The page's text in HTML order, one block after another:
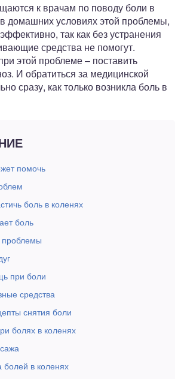
к врачам по поводу боли в
домашних условиях этой проблемы,
так как без устранения
средства не помогут.
этой проблеме – поставить
И обратиться за медицинской
сразу, как только возникла боль в
помочь
боль в коленях
боль
при боли
средства
снятия боли
болях в коленях
болей в коленях